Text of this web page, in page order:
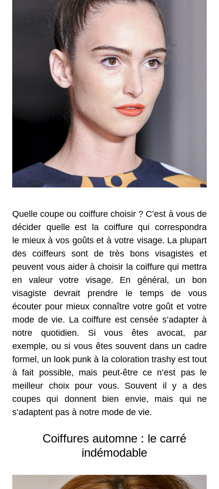
Quelle coupe ou coiffure choisir ? C’est à vous de
décider quelle est la coiffure qui correspondra
le mieux à vos goûts et à votre visage. La plupart
des coiffeurs sont de très bons visagistes et
peuvent vous aider à choisir la coiffure qui mettra
en valeur votre visage. En général, un bon
visagiste devrait prendre le temps de vous
écouter pour mieux connaître votre goût et votre
mode de vie. La coiffure est censée s’adapter à
notre quotidien. Si vous êtes avocat, par
exemple, ou si vous êtes souvent dans un cadre
formel, un look punk à la coloration trashy est tout
à fait possible, mais peut-être ce n’est pas le
meilleur choix pour vous. Souvent il y a des
coupes qui donnent bien envie, mais qui ne
s’adaptent pas à notre mode de vie.
Coiffures automne : le carré
indémodable